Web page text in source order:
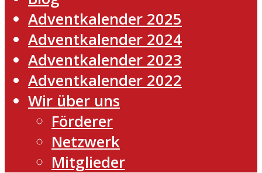
Adventkalender 2025
Adventkalender 2024
Adventkalender 2023
Adventkalender 2022
Wir über uns
Förderer
Netzwerk
Mitglieder